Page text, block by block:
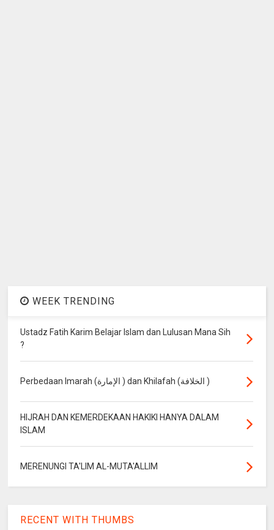
WEEK TRENDING
Ustadz Fatih Karim Belajar Islam dan Lulusan Mana Sih
?
Perbedaan Imarah (الإمارة ) dan Khilafah (الخلافة )
HIJRAH DAN KEMERDEKAAN HAKIKI HANYA DALAM
ISLAM
MERENUNGI TA'LIM AL-MUTA'ALLIM
RECENT WITH THUMBS